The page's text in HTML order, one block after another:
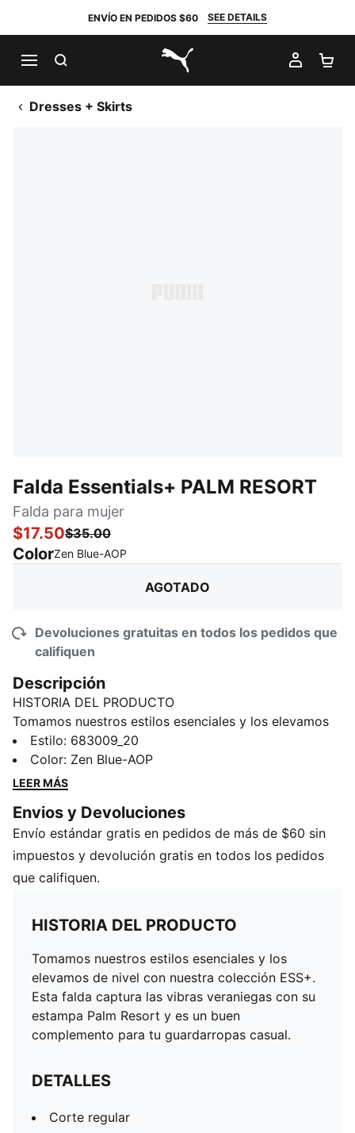
ENVÍO EN PEDIDOS $60 SEE DETAILS
PUMA.com
MI
Dresses + Skirts
Falda Essentials+ PALM RESORT
Falda para mujer
$17.50$35.00
ColorZen Blue-AOP
AGOTADO
Devoluciones gratuitas en todos los pedidos que
califiquen
Descripción
HISTORIA DEL PRODUCTO
Tomamos nuestros estilos esenciales y los elevamos
de nivel con nuestra colección ESS+. Esta falda
captura las vibras veraniegas con su estampa Palm
Resort y es un buen complemento para tu
DETALLES
Corte regular
Estampado integral
Cintura elástica con cordones externos gruesos, para
Estilo: 683009_20
Color: Zen Blue-AOP
LEER MÁS
Envios y Devoluciones
Envío estándar gratis en pedidos de más de $60 sin
impuestos y devolución gratis en todos los pedidos
que califiquen.
HISTORIA DEL PRODUCTO
Tomamos nuestros estilos esenciales y los
elevamos de nivel con nuestra colección ESS+.
Esta falda captura las vibras veraniegas con su
estampa Palm Resort y es un buen
complemento para tu guardarropas casual.
DETALLES
Corte regular